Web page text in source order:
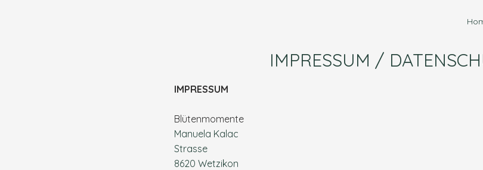
IMPRESSUM /
IMPRESSUM
Blütenmomente
Manuela Kalac
Strasse
8620 Wetzikon